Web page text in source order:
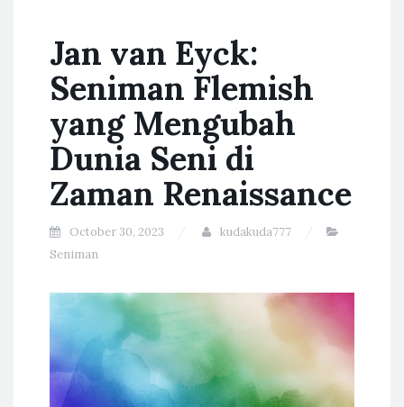
Jan van Eyck:
Seniman Flemish
yang Mengubah
Dunia Seni di
Zaman Renaissance
October 30, 2023
kudakuda777
Seniman